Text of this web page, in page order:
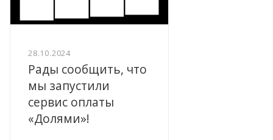
28.10.2024
Рады сообщить, что
мы запустили
сервис оплаты
«Долями»!